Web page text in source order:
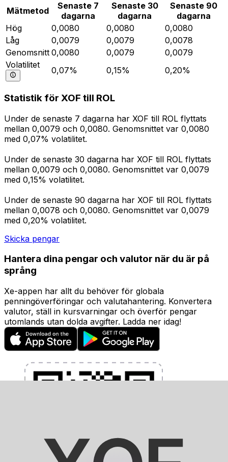
Mätmetod
Senaste 7
dagarna
Senaste 30
dagarna
Senaste 90
dagarna
Hög
0,0080 0,0080
0,0080
Låg
0,0079 0,0079
0,0078
Genomsnitt 0,0080 0,0079
0,0079
Volatilitet
0,07% 0,15% 0,20%
Statistik för XOF till ROL
Under de senaste 7 dagarna har XOF till ROL flyttats
mellan 0,0079 och 0,0080. Genomsnittet var 0,0080
med 0,07% volatilitet.
Under de senaste 30 dagarna har XOF till ROL flyttats
mellan 0,0079 och 0,0080. Genomsnittet var 0,0079
med 0,15% volatilitet.
Under de senaste 90 dagarna har XOF till ROL flyttats
mellan 0,0078 och 0,0080. Genomsnittet var 0,0079
med 0,20% volatilitet.
Skicka pengar
Hantera dina pengar och valutor när du är på
språng
Xe-appen har allt du behöver för globala
penningöverföringar och valutahantering. Konvertera
valutor, ställ in kursvarningar och överför pengar
utomlands utan dolda avgifter. Ladda ner idag!